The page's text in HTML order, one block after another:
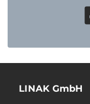
LINAK GmbH